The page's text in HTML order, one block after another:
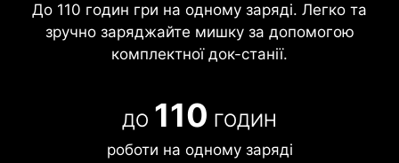
До 110 годин гри на одному заряді. Легко та
зручно заряджайте мишку за допомогою
комплектної док-станії.
ДО 110 ГОДИН
роботи на одному заряді